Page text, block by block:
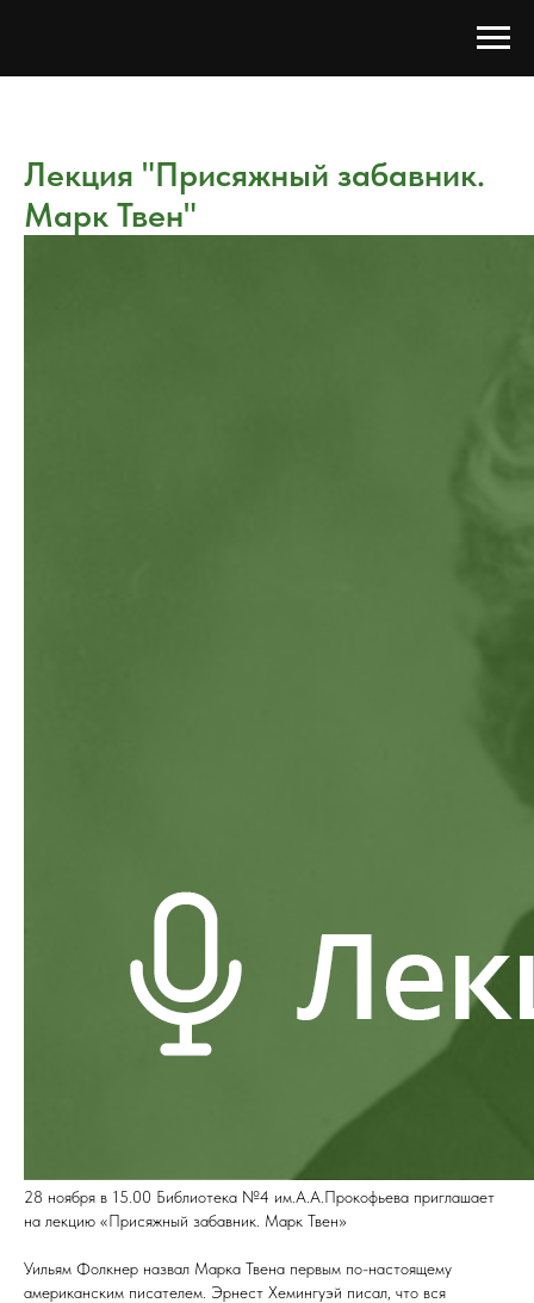
Лекция "Присяжный забавник.
Марк Твен"
28 ноября в 15.00 Библиотека №4 им.А.А.Прокофьева приглашает
на лекцию «Присяжный забавник. Марк Твен»
Уильям Фолкнер назвал Марка Твена первым по-настоящему
американским писателем. Эрнест Хемингуэй писал, что вся